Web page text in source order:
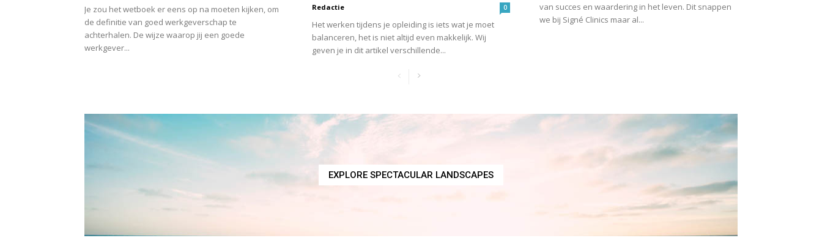
Je zou het wetboek er eens op na moeten kijken, om
de definitie van goed werkgeverschap te
achterhalen. De wijze waarop jij een goede
werkgever...
Redactie 0
Het werken tijdens je opleiding is iets wat je moet
balanceren, het is niet altijd even makkelijk. Wij
geven je in dit artikel verschillende...
van succes en waardering in het leven. Dit snappen
we bij Signé Clinics maar al...
EXPLORE SPECTACULAR LANDSCAPES